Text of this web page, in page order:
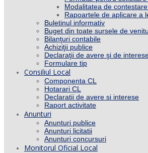
Modalitatea de
Rapoartele de aplicare a
Buletinul informativ
Buget din toate sursele de
Bilanţuri contabile
Achiziţii publice
Declaraţii de avere şi de
Formulare tip
Consiliul Local
Componenta CL
Hotarari CL
Declaratii de avere si interese
Raport activitate
Anunturi
Anunturi publice
Anunturi licitatii
Anunturi concursuri
Monitorul Oficial Local